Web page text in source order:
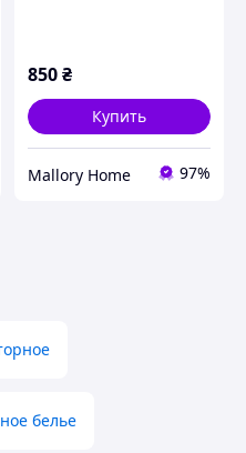
850₴
Купить
Mallory Home 97%
белье